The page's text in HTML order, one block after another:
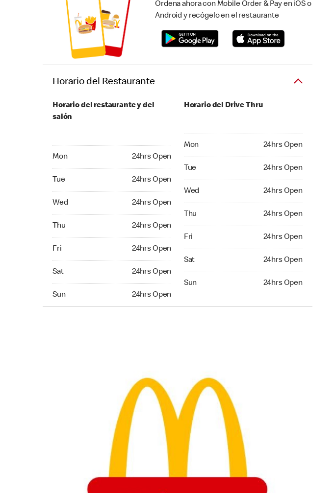
Ordena ahora con Mobile Order & Pay en iOS o
Android y recógelo en el restaurante
Horario del Restaurante
Horario del restaurante y del
salón
Mon 24hrs Open
Tue 24hrs Open
Wed 24hrs Open
Thu 24hrs Open
Fri 24hrs Open
Sat 24hrs Open
Sun 24hrs Open
Horario del Drive Thru
Mon 24hrs Open
Tue 24hrs Open
Wed 24hrs Open
Thu 24hrs Open
Fri 24hrs Open
Sat 24hrs Open
Sun 24hrs Open